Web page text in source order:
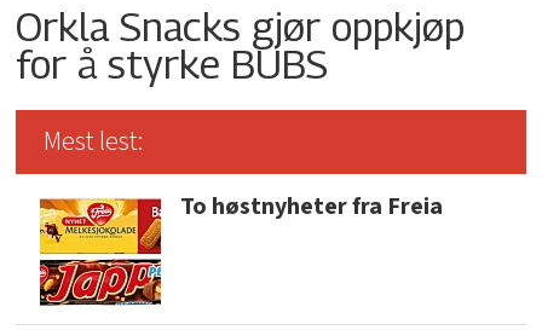
Orkla Snacks gjør oppkjøp
for å styrke BUBS
Mest lest:
To høstnyheter fra Freia